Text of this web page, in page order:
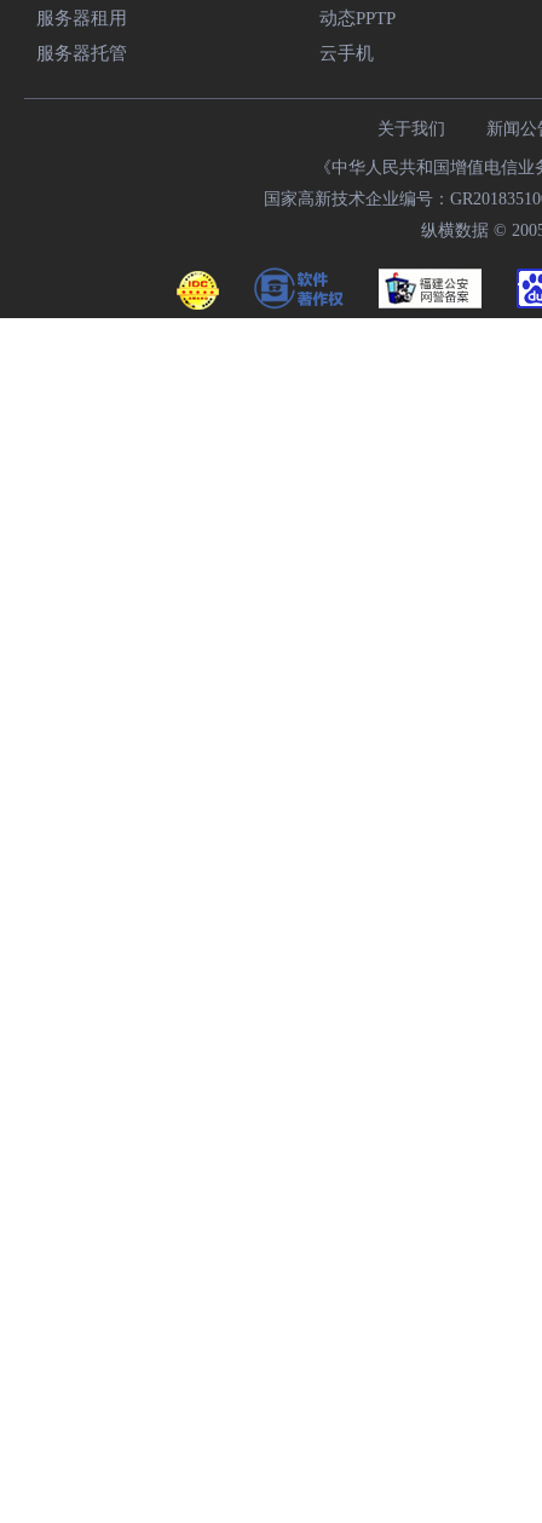
服务器租用
服务器托管
动态PPTP
云手机
关于我们 新闻公
《中华人民共和国增值电信
国家高新技术企业编号：
纵横数据 ©